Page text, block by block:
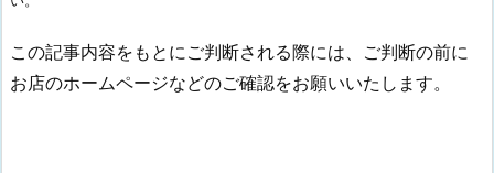
この記事内容をもとにご判断される際には、ご判断の前に
お店のホームページなどのご確認をお願いいたします。